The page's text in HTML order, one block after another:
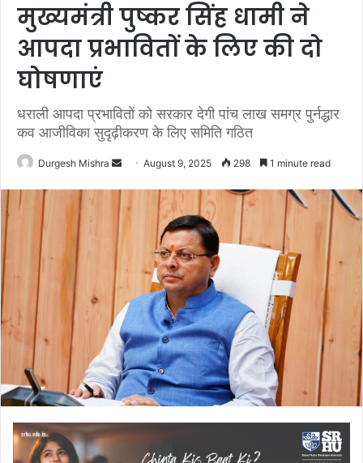
मुख्यमंत्री पुष्कर सिंह धामी ने
आपदा प्रभावितों के लिए की दो
घोषणाएं
धराली आपदा प्रभावितों को सरकार देगी पांच लाख समग्र पुर्नद्धार
कव आजीविका सुदृढ़ीकरण के लिए समिति गठित
Durgesh Mishra
Send August 9, 2025 298 1 minute read